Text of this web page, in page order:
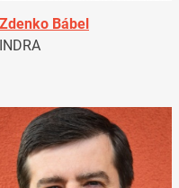
Zdenko Bábel
INDRA